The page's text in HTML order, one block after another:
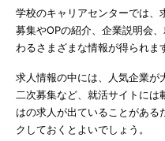
学校のキャリアセンターでは、
募集やOPの紹介、企業説明会
わるさまざまな情報が得られま
求人情報の中には、人気企業が
二次募集など、就活サイトに
はの求人が出ていることがある
クしておくとよいでしょう。